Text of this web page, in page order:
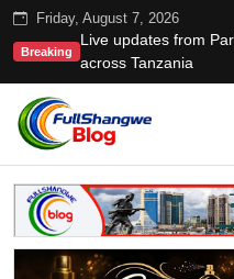
Friday, August 7, 2026
Breaking
Live updates from
across Tanzania